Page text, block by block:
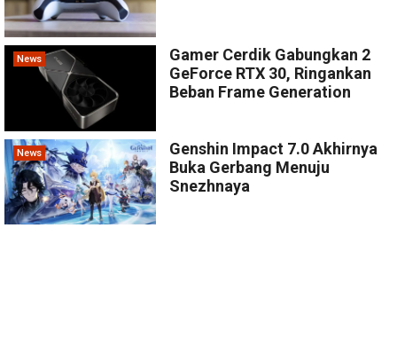
News
Gamer Cerdik Gabungkan 2
GeForce RTX 30, Ringankan
Beban Frame Generation
News
Genshin Impact 7.0 Akhirnya
Buka Gerbang Menuju
Snezhnaya